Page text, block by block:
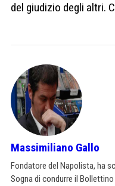
del giudizio degli altri.
Massimiliano Gallo
Fondatore del Napolista, ha
Sogna di condurre il Bollettino